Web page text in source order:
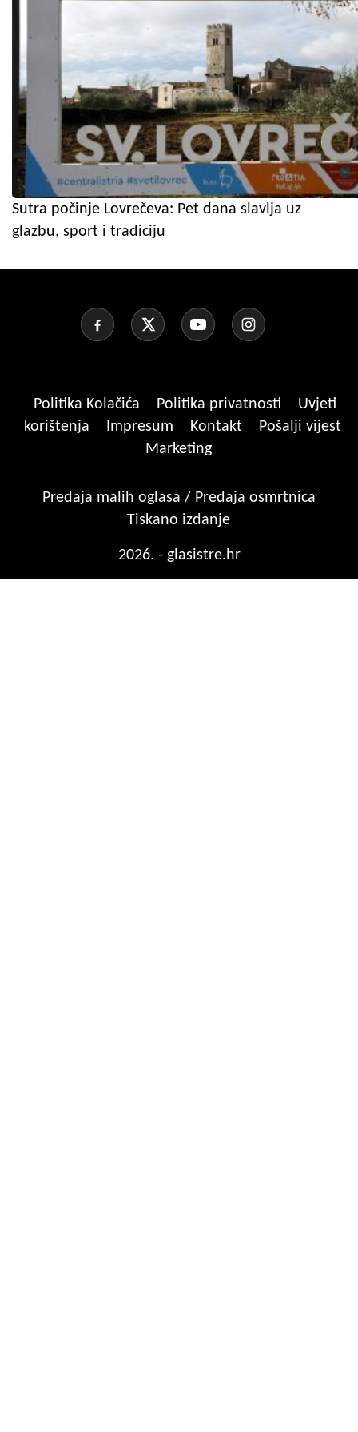
Sutra počinje Lovrečeva: Pet dana slavlja uz
glazbu, sport i tradiciju
Politika Kolačića Politika privatnosti
Uvjeti
korištenja
Impresum Kontakt
Pošalji vijest
Marketing
Predaja malih oglasa / Predaja osmrtnica
Tiskano izdanje
2026. - glasistre.hr